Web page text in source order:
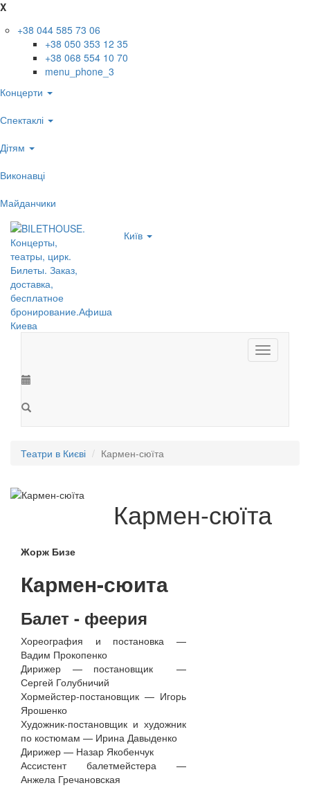
X
+38 044 585 73 06
+38 050 353 12 35
+38 068 554 10 70
menu_phone_3
Концерти
Спектаклі
Дітям
Виконавці
Майданчики
Київ
Toggle
navigation
Театри в Києві Кармен-сюїта
Кармен-сюїта
Жорж Бизе
Кармен-сюита
Балет - феерия
Хореография и постановка —
Вадим Прокопенко
Дирижер — постановщик —
Сергей Голубничий
Хормейстер-постановщик — Игорь
Ярошенко
Художник-постановщик и художник
по костюмам — Ирина Давыденко
Дирижер — Назар Якобенчук
Ассистент балетмейстера —
Анжела Гречановская